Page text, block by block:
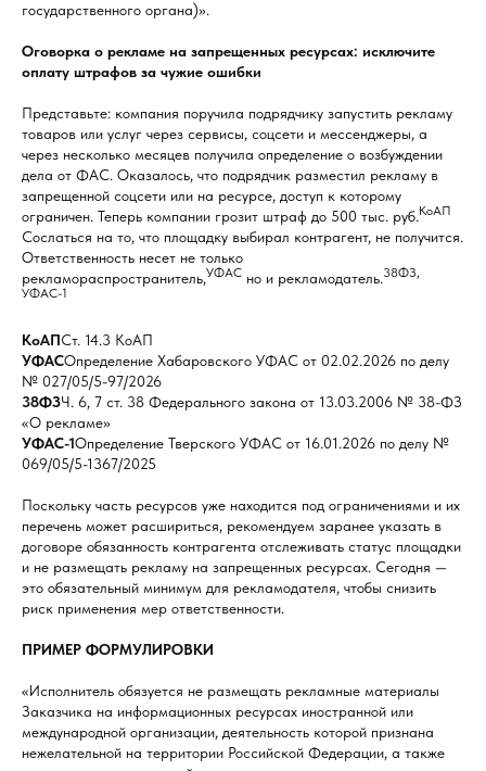
государственного органа)».
Оговорка о рекламе на запрещенных ресурсах: исключите
оплату штрафов за чужие ошибки
Представьте: компания поручила подрядчику запустить рекламу
товаров или услуг через сервисы, соцсети и мессенджеры, а
через несколько месяцев получила определение о возбуждении
дела от ФАС. Оказалось, что подрядчик разместил рекламу в
запрещенной соцсети или на ресурсе, доступ к которому
ограничен. Теперь компании грозит штраф до 500 тыс. руб.КоАП
Сослаться на то, что площадку выбирал контрагент, не получится.
Ответственность несет не только
рекламораспространитель,УФАС но и рекламодатель.38ФЗ,
УФАС-1
КoАПСт. 14.3 КоАП
УФАСОпределение Хабаровского УФАС от 02.02.2026 по делу
№ 027/05/5-97/2026
38ФЗЧ. 6, 7 ст. 38 Федерального закона от 13.03.2006 № 38-ФЗ
«О рекламе»
УФАС-1Определение Тверского УФАС от 16.01.2026 по делу №
069/05/5-1367/2025
Поскольку часть ресурсов уже находится под ограничениями и их
перечень может расшириться, рекомендуем заранее указать в
договоре обязанность контрагента отслеживать статус площадки
и не размещать рекламу на запрещенных ресурсах. Сегодня —
это обязательный минимум для рекламодателя, чтобы снизить
риск применения мер ответственности.
ПРИМЕР ФОРМУЛИРОВКИ
«Исполнитель обязуется не размещать рекламные материалы
Заказчика на информационных ресурсах иностранной или
международной организации, деятельность которой признана
нежелательной на территории Российской Федерации, а также